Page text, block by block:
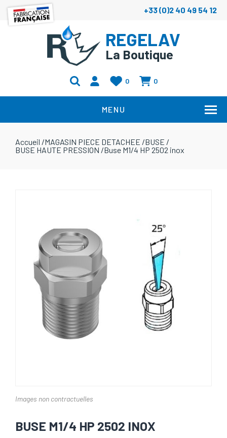
+33 (0)2 40 49 54 12
REGELAV
La Boutique
0 0
MENU
Accueil /MAGASIN PIECE DETACHEE /BUSE /
BUSE HAUTE PRESSION /Buse M1/4 HP 2502 inox
Images non contractuelles
BUSE M1/4 HP 2502 INOX